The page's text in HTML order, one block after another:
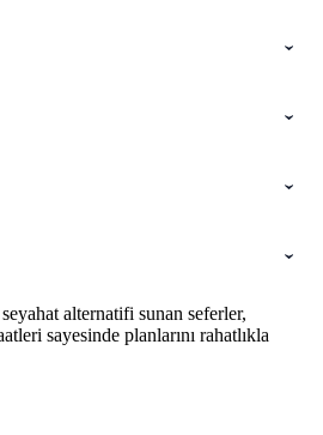
alternatifi sunan seferler,
sayesinde planlarını rahatlıkla